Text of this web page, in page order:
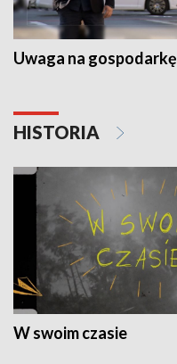
Uwaga na gospodarkę
HISTORIA
W swoim czasie